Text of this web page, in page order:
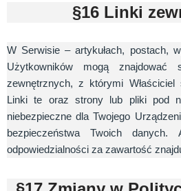
§16 Linki
W Serwisie – artykułach, postach,
Użytkowników mogą
zewnętrznych, z którymi Właściciel
Linki te oraz strony lub pliki pod
niebezpieczne dla Twojego
bezpieczeństwa Twoich danych.
odpowiedzialności za zawartość